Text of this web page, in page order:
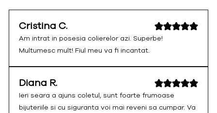
Cristina C.
Am intrat in posesia colierelor azi. Superbe!
Multumesc mult! Fiul meu va fi incantat.
Diana R.
Ieri seara a ajuns coletul, sunt foarte frumoase
bijuteriile si cu siguranta voi mai reveni sa cumpar. Va